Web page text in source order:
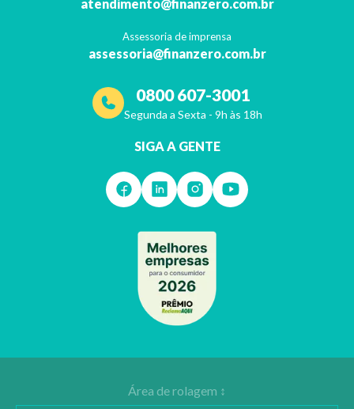
atendimento@finanzero.com.br
Assessoria de imprensa
assessoria@finanzero.com.br
0800 607-3001
Segunda a Sexta - 9h às 18h
SIGA A GENTE